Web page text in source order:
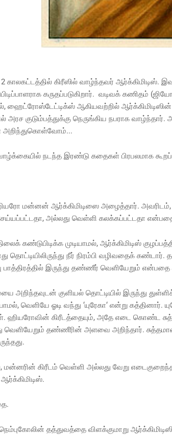
காலகட்டத்தில் கிரீஸில் வாழ்ந்தவர் ஆர்க்கிமிடிஸ்.
கருதப்படுகிறார். வடிவக் கணிதம்
ஹைட்ரோஸ்டேட்டிக்ஸ் ஆகியவற்றில் ஆர்க்கிமிடிஸின்
அரச குடும்பத்துக்கு நெருங்கிய நபராக
நடந்த இரண்டு கதைகள் பிரபலமாக
மன்னன் ஆர்க்கிமிடிஸை அழைத்தார். அவரிடம்,
அல்லது வெள்ளி கலக்கப்பட்டதா
கண்டுபிடிக்க முடியாமல், ஆர்க்கிமிடிஸ்
தொட்டியிலிருந்து நீர் நிரம்பி வழிவதைக்
பாத்திரத்தில் இருந்து தண்ணீர் வெளியேறும் என்பதை
அறிந்தவுடன் குளியல் தொட்டியில் இருந்து துள்ளிக்
வெளியே ஓடி வந்து ‘யுரேகா‘ என்று கத்தினார்.
ஹியரோவின் கிரீடத்தையும், அதே எடை கொண்ட
வெளியேறும் தண்ணீரின் அளவை அறிந்தார்.
மன்னரின் கிரீடம் வெள்ளி அல்லது வேறு
தத்துவத்தை விளக்குமாறு